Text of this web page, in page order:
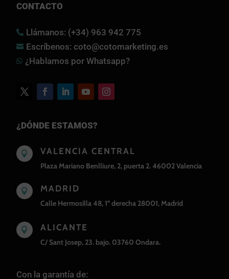
CONTACTO
 Llámanos: (+34) 963 942 775
 Escríbenos: coto@cotomarketing.es
 ¿Hablamos por Whatsapp?
¿DÓNDE ESTAMOS?
 VALENCIA CENTRAL
Plaza Mariano Benlliure, 2, puerta 2. 46002 Valencia
 MADRID
Calle Hermosilla 48, 1º derecha 28001, Madrid
 ALICANTE
C/ Sant Josep, 23. bajo. 03760 Ondara.
Con la garantía de: